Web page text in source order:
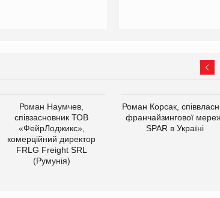
Роман Наумчев,
співзасновник ТОВ
«ФейрЛоджикс»,
комерційний директор
FRLG Freight SRL
(Румунія)
Роман Корсак,
франчайзингової
SPAR в Україні